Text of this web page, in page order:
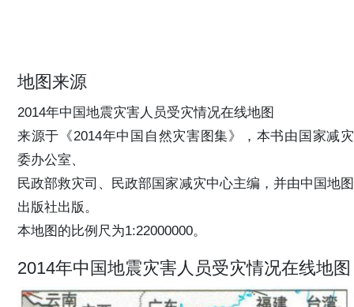
地图来源
2014年中国地震灾害人员受灾情况在线地图
来源于《2014年中国自然灾害图集》，本书由国家减灾
委办公室、
民政部救灾司、民政部国家减灾中心主编，并由中国地图
出版社出版。
本地图的比例尺为1:22000000。
2014年中国地震灾害人员受灾情况在线地图